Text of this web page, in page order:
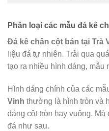
Phân loại các mẫu đá kê
Đá kê chân cột bán tại Trà
liệu đá tự nhiên. Trải qua
tạo ra nhiều hình dáng, mẫu
Hình dáng chính của các
Vinh thường là hình tròn và
dáng cột tròn hay vuông.
đá như sau.